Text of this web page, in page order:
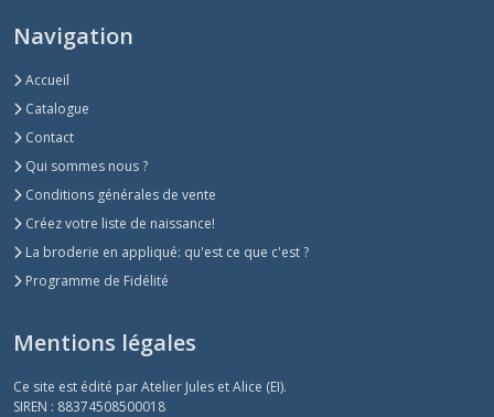
Navigation
Accueil
Catalogue
Contact
Qui sommes nous ?
Conditions générales de vente
Créez votre liste de naissance!
La broderie en appliqué: qu'est ce que c'est ?
Programme de Fidélité
Mentions légales
Ce site est édité par Atelier Jules et Alice (EI).
SIREN : 88374508500018